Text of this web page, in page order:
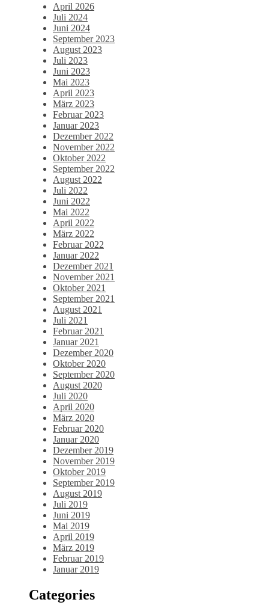
April 2026
Juli 2024
Juni 2024
September 2023
August 2023
Juli 2023
Juni 2023
Mai 2023
April 2023
März 2023
Februar 2023
Januar 2023
Dezember 2022
November 2022
Oktober 2022
September 2022
August 2022
Juli 2022
Juni 2022
Mai 2022
April 2022
März 2022
Februar 2022
Januar 2022
Dezember 2021
November 2021
Oktober 2021
September 2021
August 2021
Juli 2021
Februar 2021
Januar 2021
Dezember 2020
Oktober 2020
September 2020
August 2020
Juli 2020
April 2020
März 2020
Februar 2020
Januar 2020
Dezember 2019
November 2019
Oktober 2019
September 2019
August 2019
Juli 2019
Juni 2019
Mai 2019
April 2019
März 2019
Februar 2019
Januar 2019
Categories